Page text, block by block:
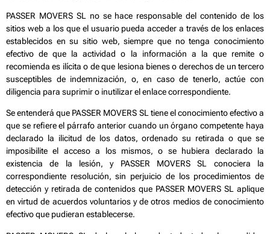
PASSER MOVERS SL no se hace responsable del contenido de los
sitios web a los que el usuario pueda acceder a través de los enlaces
establecidos en su sitio web, siempre que no tenga conocimiento
efectivo de que la actividad o la información a la que remite o
recomienda es ilícita o de que lesiona bienes o derechos de un tercero
susceptibles de indemnización, o, en caso de tenerlo, actúe con
diligencia para suprimir o inutilizar el enlace correspondiente.
Se entenderá que PASSER MOVERS SL tiene el conocimiento efectivo a
que se refiere el párrafo anterior cuando un órgano competente haya
declarado la ilicitud de los datos, ordenado su retirada o que se
imposibilite el acceso a los mismos, o se hubiera declarado la
existencia de la lesión, y PASSER MOVERS SL conociera la
correspondiente resolución, sin perjuicio de los procedimientos de
detección y retirada de contenidos que PASSER MOVERS SL aplique
en virtud de acuerdos voluntarios y de otros medios de conocimiento
efectivo que pudieran establecerse.